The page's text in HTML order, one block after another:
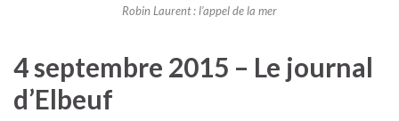
Robin Laurent : l’appel de la mer
4 septembre 2015 – Le journal
d’Elbeuf